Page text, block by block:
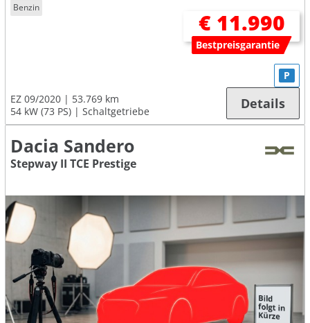
Benzin
€ 11.990
Bestpreisgarantie
EZ 09/2020
53.769 km
54 kW (73 PS)
Schaltgetriebe
P
Details
Dacia Sandero
Stepway II TCE Prestige